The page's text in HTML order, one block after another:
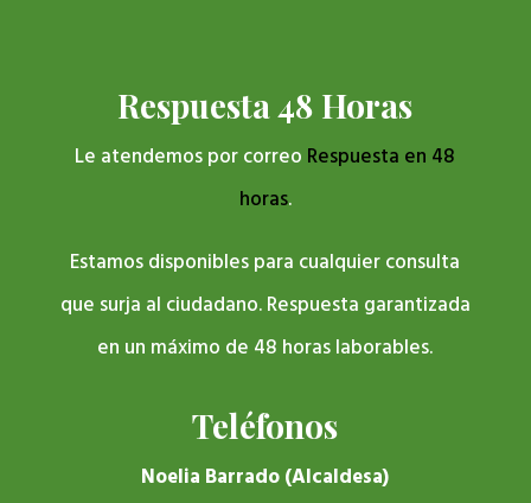
Respuesta 48 Horas
Le atendemos por correo Respuesta en 48
horas.
Estamos disponibles para cualquier consulta
que surja al ciudadano. Respuesta garantizada
en un máximo de 48 horas laborables.
Teléfonos
Noelia Barrado (Alcaldesa)